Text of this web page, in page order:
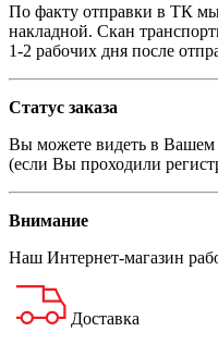
По факту отправки в ТК
накладной. Скан
1-2 рабочих дня после
Статус заказа
Вы можете видеть в Вашем
(если Вы проходили
Внимание
Наш Интернет-магазин
Доставка